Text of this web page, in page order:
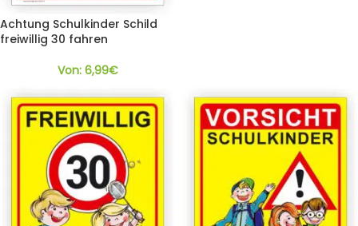
Achtung Schulkinder Schild
freiwillig 30 fahren
Von: 6,99€